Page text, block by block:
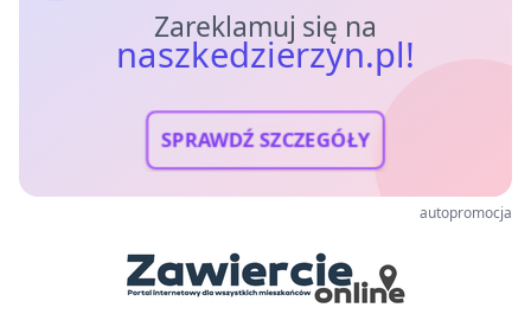
Zareklamuj się na
naszkedzierzyn.pl!
SPRAWDŹ SZCZEGÓŁY
autopromocja